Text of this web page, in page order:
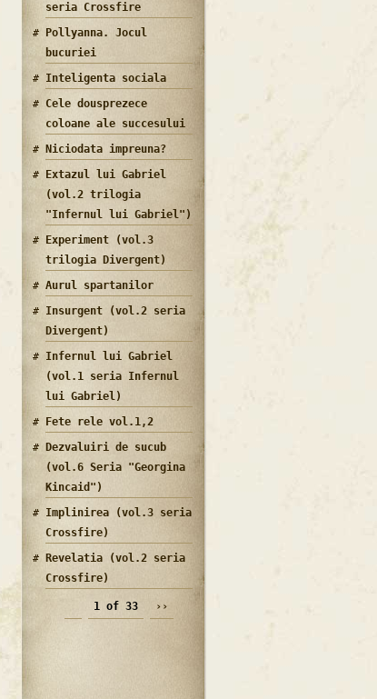
seria Crossfire
Pollyanna. Jocul
bucuriei
Inteligenta sociala
Cele dousprezece
coloane ale succesului
Niciodata impreuna?
Extazul lui Gabriel
(vol.2 trilogia
"Infernul lui Gabriel")
Experiment (vol.3
trilogia Divergent)
Aurul spartanilor
Insurgent (vol.2 seria
Divergent)
Infernul lui Gabriel
(vol.1 seria Infernul
lui Gabriel)
Fete rele vol.1,2
Dezvaluiri de sucub
(vol.6 Seria "Georgina
Kincaid")
Implinirea (vol.3 seria
Crossfire)
Revelatia (vol.2 seria
Crossfire)
1 of 33 ››